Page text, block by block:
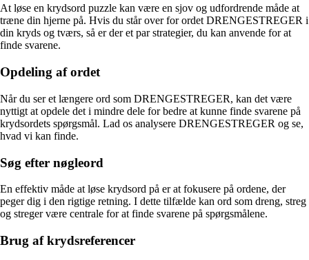
At løse en krydsord puzzle kan være en sjov og udfordrende måde at
træne din hjerne på. Hvis du står over for ordet DRENGESTREGER i
din kryds og tværs, så er der et par strategier, du kan anvende for at
finde svarene.
Opdeling af ordet
Når du ser et længere ord som DRENGESTREGER, kan det være
nyttigt at opdele det i mindre dele for bedre at kunne finde svarene på
krydsordets spørgsmål. Lad os analysere DRENGESTREGER og se,
hvad vi kan finde.
Søg efter nøgleord
En effektiv måde at løse krydsord på er at fokusere på ordene, der
peger dig i den rigtige retning. I dette tilfælde kan ord som dreng, streg
og streger være centrale for at finde svarene på spørgsmålene.
Brug af krydsreferencer